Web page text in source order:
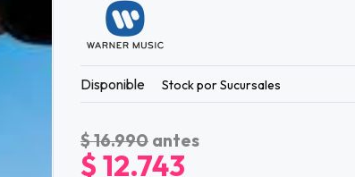
Disponible Stock por Sucursales
$ 16.990 antes
$ 12.743